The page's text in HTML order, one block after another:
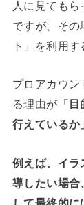
人に見ても
ですが、その
ト」を利用
プロアカウン
る理由が「目
行えているか
例えば、イラ
導したい場合